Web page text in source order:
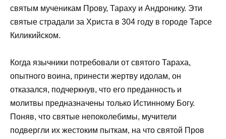
святым мученикам Прову, Тараху и Андронику. Эти
святые страдали за Христа в 304 году в городе Тарсе
Киликийском.
Когда язычники потребовали от святого Тараха,
опытного воина, принести жертву идолам, он
отказался, подчеркнув, что его преданность и
молитвы предназначены только Истинному Богу.
Поняв, что святые непоколебимы, мучители
подвергли их жестоким пыткам, на что святой Пров